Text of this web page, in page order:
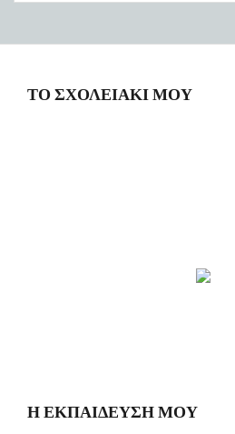
ΤΟ ΣΧΟΛΕΙΑΚΙ ΜΟΥ
Η ΕΚΠΑΙΔΕΥΣΗ ΜΟΥ